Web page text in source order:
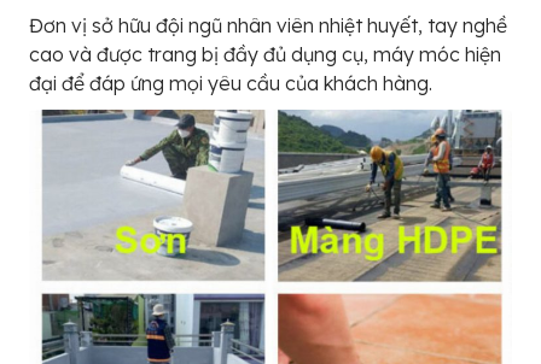
Đơn vị sở hữu đội ngũ nhân viên nhiệt huyết, tay nghề
cao và được trang bị đầy đủ dụng cụ, máy móc hiện
đại để đáp ứng mọi yêu cầu của khách hàng.